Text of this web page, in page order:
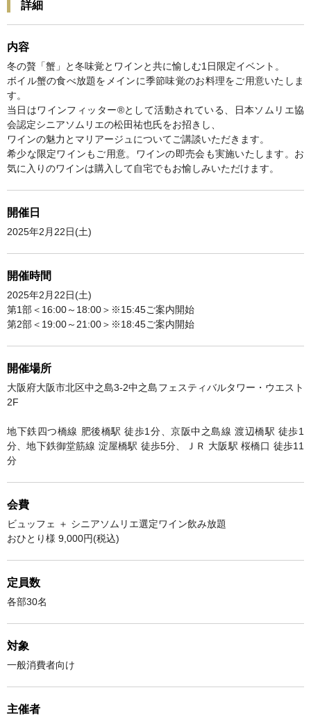
詳細
内容
冬の贅「蟹」と冬味覚とワインと共に愉しむ1日限定イベント。
ボイル蟹の食べ放題をメインに季節味覚のお料理をご用意いたしま
す。
当日はワインフィッター®️として活動されている、日本ソムリエ協
会認定シニアソムリエの松田祐也氏をお招きし、
ワインの魅力とマリアージュについてご講談いただきます。
希少な限定ワインもご用意。ワインの即売会も実施いたします。お
気に入りのワインは購入して自宅でもお愉しみいただけます。
開催日
2025年2月22日(土)
開催時間
2025年2月22日(土)
第1部＜16:00～18:00＞※15:45ご案内開始
第2部＜19:00～21:00＞※18:45ご案内開始
開催場所
大阪府大阪市北区中之島3-2中之島フェスティバルタワー・ウエスト
2F
地下鉄四つ橋線 肥後橋駅 徒歩1分、京阪中之島線 渡辺橋駅 徒歩1
分、地下鉄御堂筋線 淀屋橋駅 徒歩5分、ＪＲ 大阪駅 桜橋口 徒歩11
分
会費
ビュッフェ ＋ シニアソムリエ選定ワイン飲み放題
おひとり様 9,000円(税込)
定員数
各部30名
対象
一般消費者向け
主催者